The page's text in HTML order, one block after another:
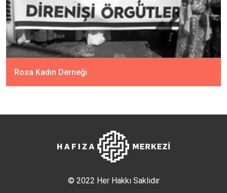
Rosa Kadın Derneği
© 2022 Her Hakkı Saklıdır